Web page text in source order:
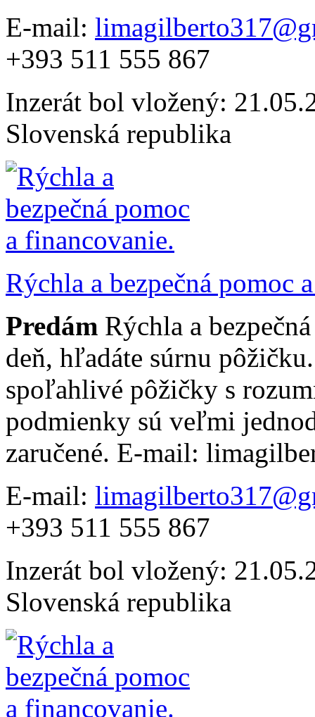
E-mail:
+393 511 555 867
Inzerát bol vložený:
Slovenská republika
Rýchla a bezpečná pomoc
Predám Rýchla a
deň, hľadáte súrnu
spoľahlivé pôžičky s
podmienky sú veľmi
zaručené. E-mail:
E-mail:
+393 511 555 867
Inzerát bol vložený:
Slovenská republika